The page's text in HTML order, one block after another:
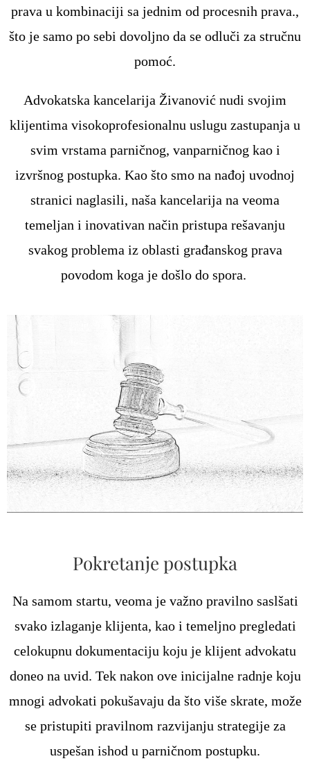
prava u kombinaciji sa jednim od procesnih prava.,
što je samo po sebi dovoljno da se odluči za stručnu
pomoć.
Advokatska kancelarija Živanović nudi svojim
klijentima visokoprofesionalnu uslugu zastupanja u
svim vrstama parničnog, vanparničnog kao i
izvršnog postupka. Kao što smo na nađoj uvodnoj
stranici naglasili, naša kancelarija na veoma
temeljan i inovativan način pristupa rešavanju
svakog problema iz oblasti građanskog prava
povodom koga je došlo do spora.
Pokretanje postupka
Na samom startu, veoma je važno pravilno saslšati
svako izlaganje klijenta, kao i temeljno pregledati
celokupnu dokumentaciju koju je klijent advokatu
doneo na uvid. Tek nakon ove inicijalne radnje koju
mnogi advokati pokušavaju da što više skrate, može
se pristupiti pravilnom razvijanju strategije za
uspešan ishod u parničnom postupku.